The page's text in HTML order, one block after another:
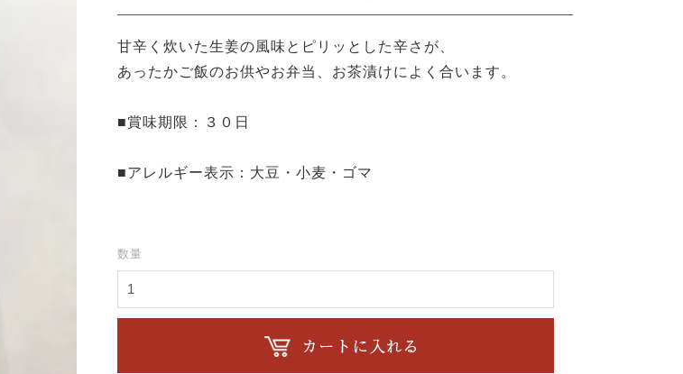
甘辛く炊いた生姜の風味とピリッとした辛さが、
あったかご飯のお供やお弁当、お茶漬けによく合います。
■賞味期限：３０日
■アレルギー表示：大豆・小麦・ゴマ
数量